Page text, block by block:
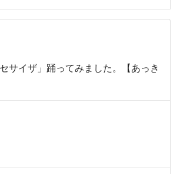
サイザ」踊ってみました。【あっき